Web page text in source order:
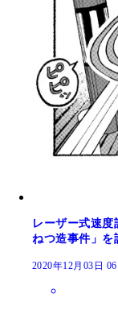
レーザー式速
ねつ造事件」を
2020年12月03日